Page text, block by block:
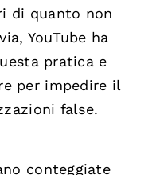
di quanto non
YouTube ha
pratica e
per impedire il
false.
conteggiate